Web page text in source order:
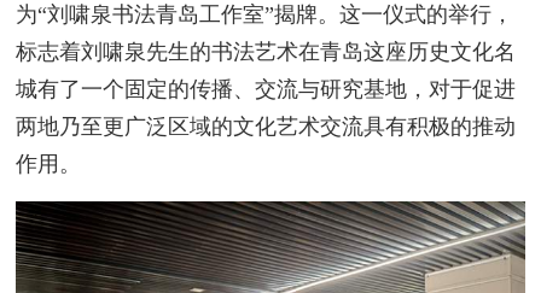
为“刘啸泉书法青岛工作室”揭牌。这一仪式的举行，
标志着刘啸泉先生的书法艺术在青岛这座历史文化名
城有了一个固定的传播、交流与研究基地，对于促进
两地乃至更广泛区域的文化艺术交流具有积极的推动
作用。